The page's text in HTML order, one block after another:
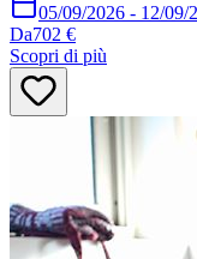
05/09/2026 - 12/09/
Da702 €
Scopri di più